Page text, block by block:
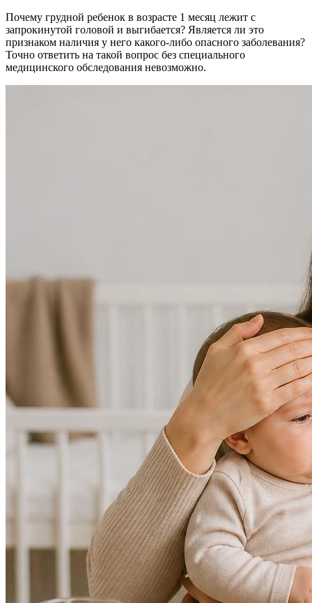
Почему грудной ребенок в возрасте 1 месяц лежит с
запрокинутой головой и выгибается? Является ли это
признаком наличия у него какого-либо опасного заболевания?
Точно ответить на такой вопрос без специального
медицинского обследования невозможно.